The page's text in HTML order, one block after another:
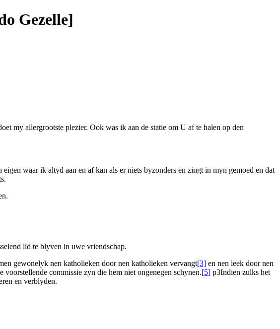
Gezelle]
my allergrootste plezier. Ook was ik aan de statie om U af te halen op den
waar ik altyd aan en af kan als er niets byzonders en zingt in myn gemoed en dat
lid te blyven in uwe vriendschap.
gewonelyk nen katholieken door nen katholieken vervangt[3] en nen leek door nen
voorstellende commissie zyn die hem niet ongenegen schynen.[5] p3Indien zulks het
en verblyden.